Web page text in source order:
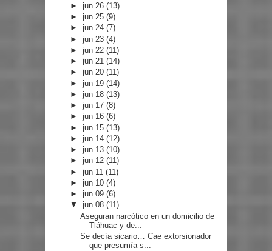
►jun 26(13)
►jun 25(9)
►jun 24(7)
►jun 23(4)
►jun 22(11)
►jun 21(14)
►jun 20(11)
►jun 19(14)
►jun 18(13)
►jun 17(8)
►jun 16(6)
►jun 15(13)
►jun 14(12)
►jun 13(10)
►jun 12(11)
►jun 11(11)
►jun 10(4)
►jun 09(6)
▼jun 08(11)
Aseguran narcótico en un domicilio de
Tláhuac y de...
Se decía sicario… Cae extorsionador
que presumía s...